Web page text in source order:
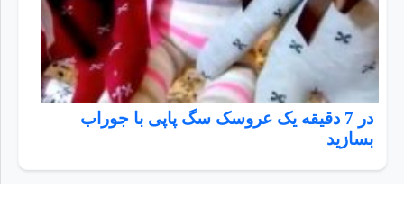
در 7 دقیقه یک عروسک سگ پاپی با جوراب
بسازید